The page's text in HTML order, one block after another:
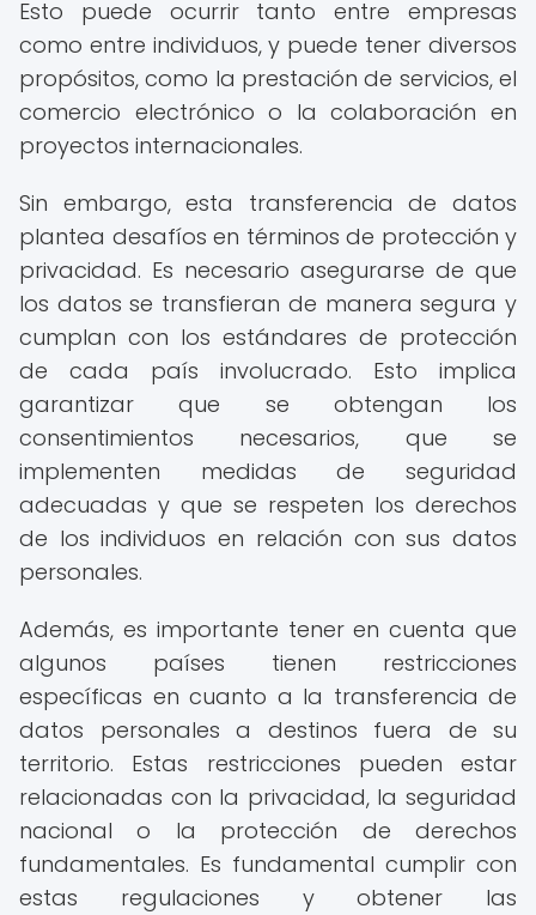
Esto puede ocurrir tanto entre empresas
como entre individuos, y puede tener diversos
propósitos, como la prestación de servicios, el
comercio electrónico o la colaboración en
proyectos internacionales.
Sin embargo, esta transferencia de datos
plantea desafíos en términos de protección y
privacidad. Es necesario asegurarse de que
los datos se transfieran de manera segura y
cumplan con los estándares de protección
de cada país involucrado. Esto implica
garantizar que se obtengan los
consentimientos necesarios, que se
implementen medidas de seguridad
adecuadas y que se respeten los derechos
de los individuos en relación con sus datos
personales.
Además, es importante tener en cuenta que
algunos países tienen restricciones
específicas en cuanto a la transferencia de
datos personales a destinos fuera de su
territorio. Estas restricciones pueden estar
relacionadas con la privacidad, la seguridad
nacional o la protección de derechos
fundamentales. Es fundamental cumplir con
estas regulaciones y obtener las